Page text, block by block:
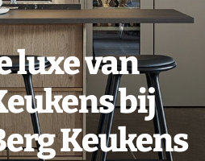
luxe van
bij
Keukens